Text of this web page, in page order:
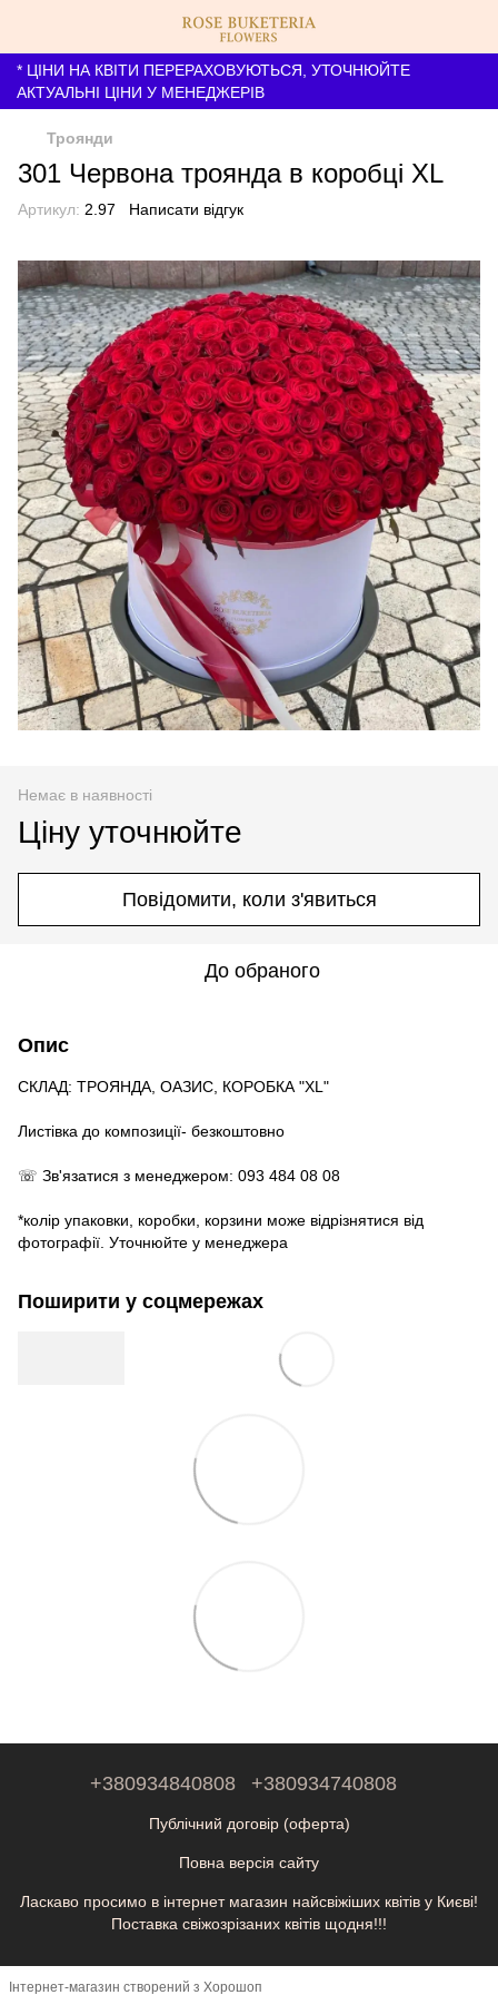
* ЦІНИ НА КВІТИ ПЕРЕРАХОВУЮТЬСЯ, УТОЧНЮЙТЕ
АКТУАЛЬНІ ЦІНИ У МЕНЕДЖЕРІВ
Троянди
301 Червона троянда в коробці XL
Артикул: 2.97 Написати відгук
Немає в наявності
Ціну уточнюйте
Повідомити, коли з'явиться
До обраного
Опис
СКЛАД: ТРОЯНДА, ОАЗИС, КОРОБКА "XL"
Листівка до композиції- безкоштовно
☏ Зв'язатися з менеджером: 093 484 08 08
*колір упаковки, коробки, корзини може відрізнятися від
фотографії. Уточнюйте у менеджера
Поширити у соцмережах
+380934840808 +380934740808
Публічний договір (оферта)
Повна версія сайту
Ласкаво просимо в інтернет магазин найсвіжіших квітів у Києві!
Поставка свіжозрізаних квітів щодня!!!
Інтернет-магазин створений з Хорошоп